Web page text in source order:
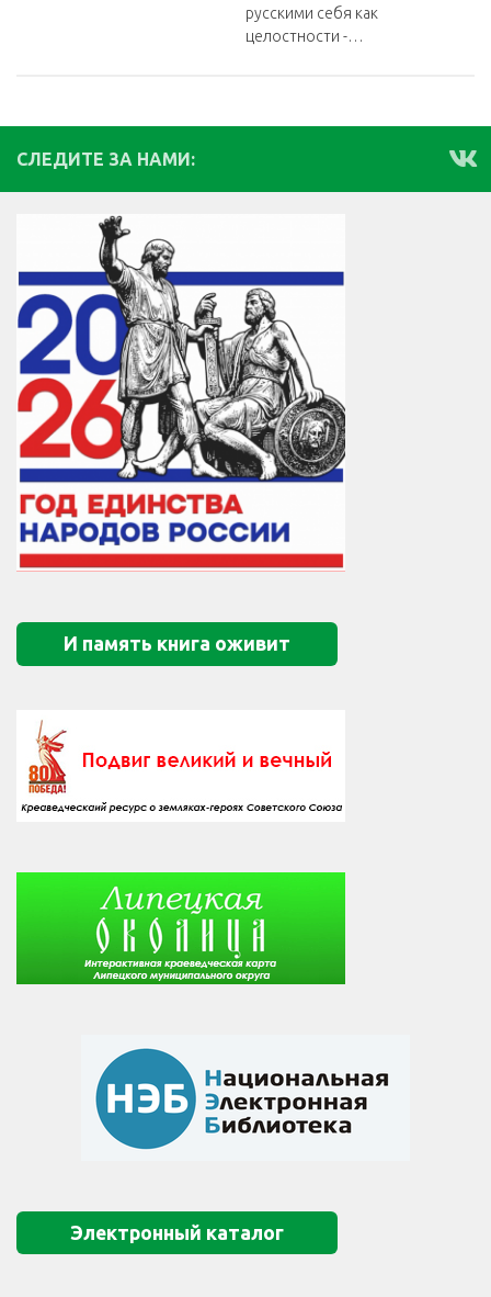
русскими себя как
целостности -…
СЛЕДИТЕ ЗА НАМИ:
И память книга оживит
Электронный каталог